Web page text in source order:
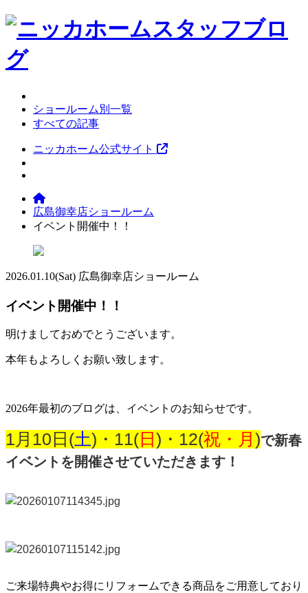
ショールーム別一覧
すべての記事
ニッカホーム公式サイト
広島御幸店ショールーム
イベント開催中！！
2026.01.10(Sat) 広島御幸店ショールーム
イベント開催中！！
明けましておめでとうございます。
本年もよろしくお願い致します。
2026年最初のブログは、イベントのお知らせです。
1月10日(土)・11(日 )・12(祝・月 )で新春
イベントを開催させていただきます！
ご来場特典やお得にリフォームできる商品をご用意しており